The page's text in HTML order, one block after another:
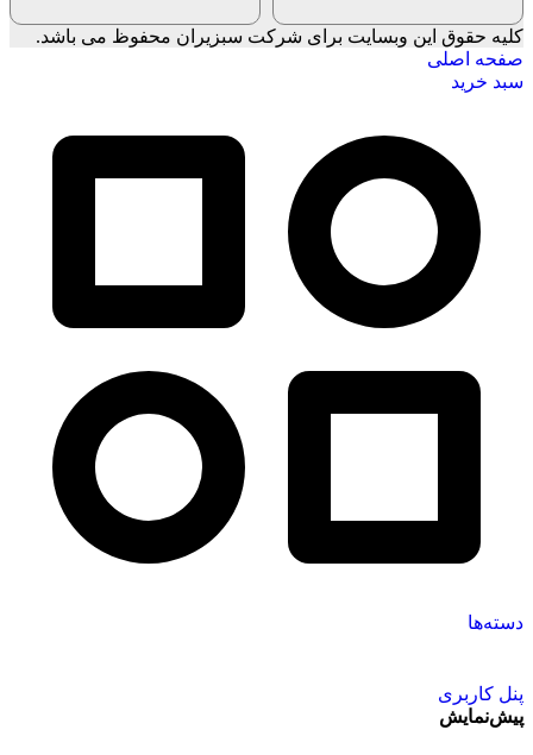
کلیه حقوق این وبسایت برای شرکت سبزیران محفوظ می باشد.
صفحه اصلی
سبد خرید
دسته‌ها
پنل کاربری
پیش‌نمایش